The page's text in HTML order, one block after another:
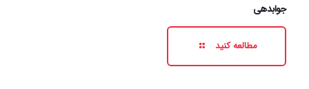
جوابدهی
مطالعه کنید